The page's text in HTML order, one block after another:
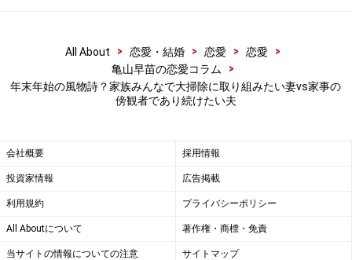
自ら飛び込んできてくれない。いつも傍観者みたいな顔
けてる。どうしたら家族がいいチームを組めるのか、夫
に聞いてみたい」
てはいるが、実際には彼女も相当心が疲れているように
見えた。
もしかしたら、夫は言いたいことを言ったら家族が崩壊
するかもしれないとまで思っているのかもしれない。ミ
サさんが常に明るく、何でも冗談混じりに言うことが、
All About > 恋愛・結婚 > 恋愛 > 恋愛
>
亀山早苗の恋愛コラム
>
年末年始の風物詩？家族みんなで大掃除に取り組みたい妻vs家事の
傍観者であり続けたい夫
会社概要 採用情報
投資家情報 広告掲載
利用規約 プライバシーポリシー
All Aboutについて 著作権・商標・免責
当サイトの情報についての注意 サイトマップ